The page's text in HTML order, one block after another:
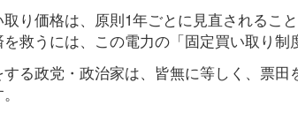
り価格は、原則1年ごとに見直されるこ
救うには、この電力の「固定買い取り制
る政党・政治家は、皆無に等しく、票